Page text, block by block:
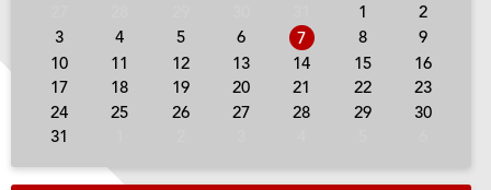
1
2
3
4 5 6 7 8
9
10
11 12 13 14 15
16
17
18 19 20 21 22
23
24
25 26 27 28 29
30
31